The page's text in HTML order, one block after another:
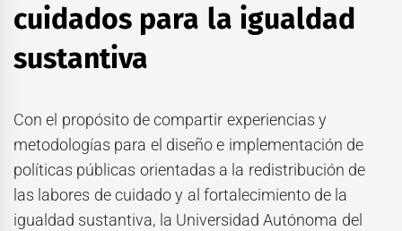
cuidados para la igualdad
sustantiva
Con el propósito de compartir experiencias y
metodologías para el diseño e implementación de
políticas públicas orientadas a la redistribución de
las labores de cuidado y al fortalecimiento de la
igualdad sustantiva, la Universidad Autónoma del